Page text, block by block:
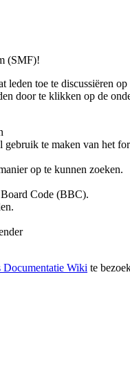
(SMF)!
toe te discussiëren
door te klikken op de
gebruik te maken van het
op te kunnen zoeken.
Code (BBC).
Documentatie Wiki te